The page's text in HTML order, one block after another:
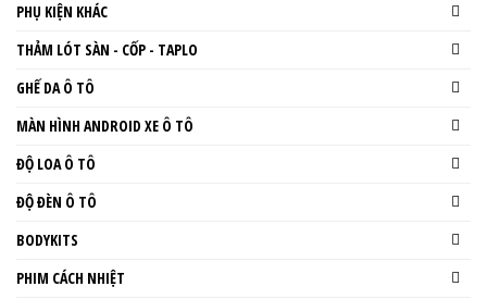
PHỤ KIỆN KHÁC
THẢM LÓT SÀN - CỐP - TAPLO
GHẾ DA Ô TÔ
MÀN HÌNH ANDROID XE Ô TÔ
ĐỘ LOA Ô TÔ
ĐỘ ĐÈN Ô TÔ
BODYKITS
PHIM CÁCH NHIỆT